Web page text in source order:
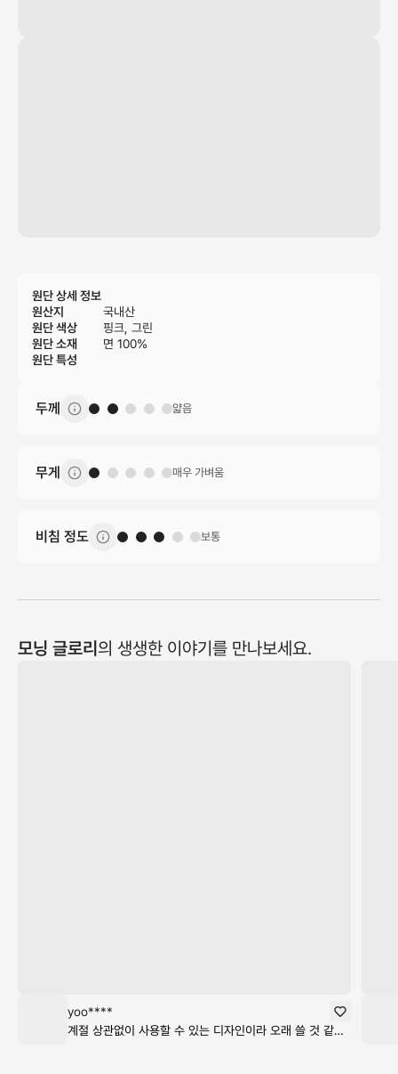
원단 상세 정보
원산지
국내산
원단 색상
핑크, 그린
원단 소재
면 100%
원단 특성
두께 얇음
무게 매우 가벼움
비침 정도 보통
모닝 글로리 의 생생한 이야기를 만나보세요.
yoo****
계절 상관없이 사용할 수 있는 디자인이라 오래 쓸 것 같아요. 식탁이 심심했는데 포인트가 제대로 되네요.